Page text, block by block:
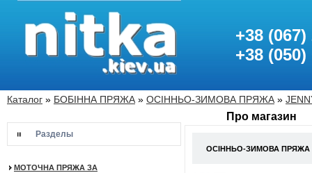
+38 (067)
+38 (050)
Каталог » БОБІННА ПРЯЖА » ОСІННЬО-ЗИМОВА ПРЯЖА »
Разделы
МОТОЧНА ПРЯЖА ЗА
Про магазин
ОСІННЬО-ЗИМОВА ПРЯЖА